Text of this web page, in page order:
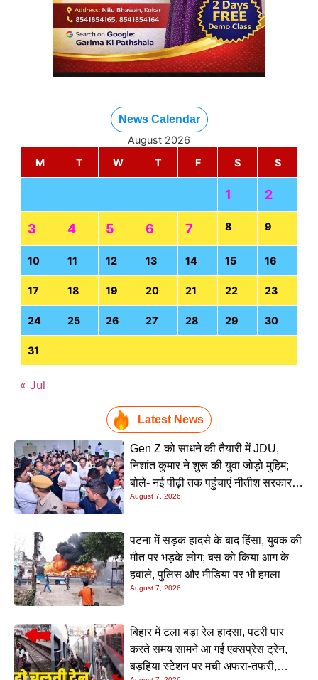
News Calendar
August 2026
M
T W T F S S
1 2
3 4 5 6 7 8 9
10 11 12 13 14 15 16
17 18 19 20 21 22 23
24 25 26 27 28 29 30
31
« Jul
Latest News
Gen Z को साधने की तैयारी में JDU,
निशांत कुमार ने शुरू की युवा जोड़ो मुहिम;
बोले- नई पीढ़ी तक पहुंचाएं नीतीश सरकार के
20 सालों के काम
August 7, 2026
पटना में सड़क हादसे के बाद हिंसा, युवक की
मौत पर भड़के लोग; बस को किया आग के
हवाले, पुलिस और मीडिया पर भी हमला
August 7, 2026
बिहार में टला बड़ा रेल हादसा, पटरी पार
करते समय सामने आ गई एक्सप्रेस ट्रेन,
बड़हिया स्टेशन पर मची अफरा-तफरी,